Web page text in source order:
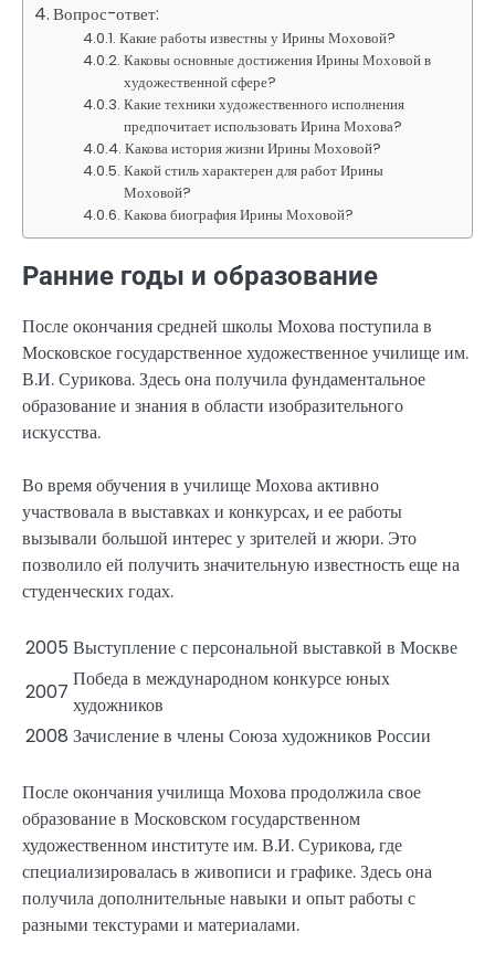
Вопрос-ответ:
Какие работы известны у Ирины Моховой?
Каковы основные достижения Ирины Моховой в
художественной сфере?
Какие техники художественного исполнения
предпочитает использовать Ирина Мохова?
Какова история жизни Ирины Моховой?
Какой стиль характерен для работ Ирины
Моховой?
Какова биография Ирины Моховой?
Ранние годы и образование
После окончания средней школы Мохова поступила в
Московское государственное художественное училище им.
В.И. Сурикова. Здесь она получила фундаментальное
образование и знания в области изобразительного
искусства.
Во время обучения в училище Мохова активно
участвовала в выставках и конкурсах, и ее работы
вызывали большой интерес у зрителей и жюри. Это
позволило ей получить значительную известность еще на
студенческих годах.
2005 Выступление с персональной выставкой в Москве
2007
Победа в международном конкурсе юных
художников
2008 Зачисление в члены Союза художников России
После окончания училища Мохова продолжила свое
образование в Московском государственном
художественном институте им. В.И. Сурикова, где
специализировалась в живописи и графике. Здесь она
получила дополнительные навыки и опыт работы с
разными текстурами и материалами.